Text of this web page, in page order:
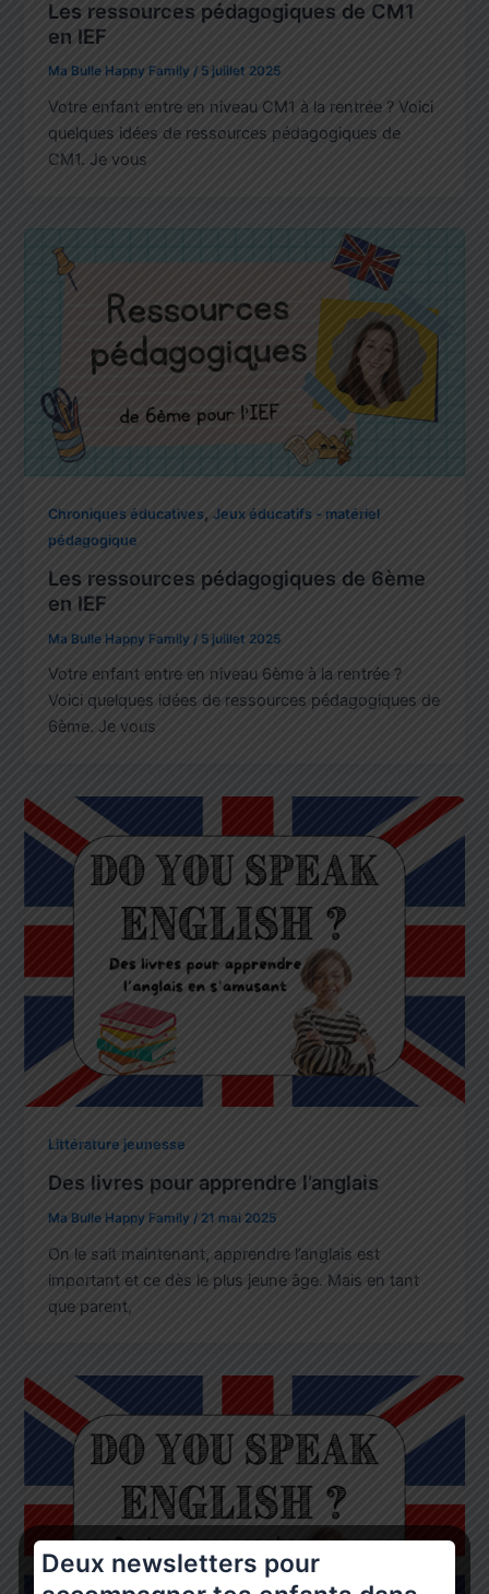
Les ressources pédagogiques de CM1
en IEF
Ma Bulle Happy Family/ 5 juillet 2025
Votre enfant entre en niveau CM1 à la rentrée ? Voici
quelques idées de ressources pédagogiques de
CM1. Je vous
Chroniques éducatives,Jeux éducatifs - matériel
pédagogique
Les ressources pédagogiques de 6ème
en IEF
Ma Bulle Happy Family / 5 juillet 2025
Votre enfant entre en niveau 6ème à la rentrée ?
Voici quelques idées de ressources pédagogiques de
6ème. Je vous
Littérature jeunesse
Des livres pour apprendre l’anglais
Ma Bulle Happy Family / 21 mai 2025
On le sait maintenant, apprendre l’anglais est
important et ce dès le plus jeune âge. Mais en tant
que parent,
Deux newsletters pour